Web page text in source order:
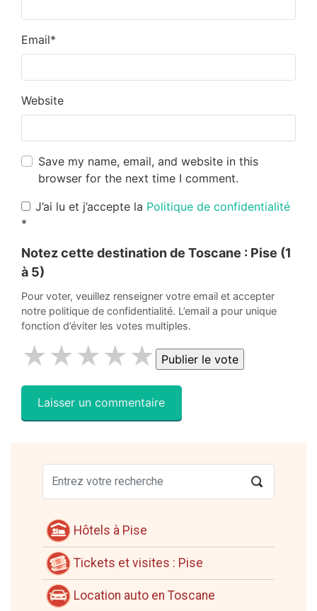
Email*
Website
Save my name, email, and website in this
browser for the next time I comment.
J’ai lu et j’accepte la Politique de confidentialité
*
Notez cette destination de Toscane : Pise (1
à 5)
Pour voter, veuillez renseigner votre email et accepter
notre politique de confidentialité. L’email a pour unique
fonction d’éviter les votes multiples.
★
★
★
★
★
Hôtels à Pise
Tickets et visites : Pise
Location auto en Toscane